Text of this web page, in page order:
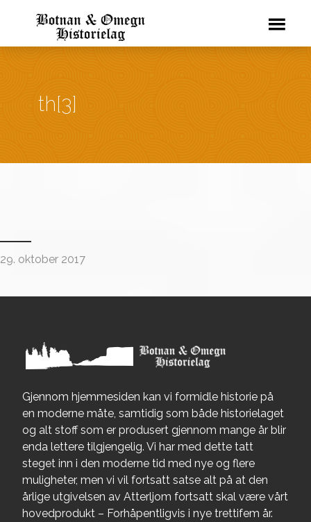
th[3]
29. oktober 2017
Gjennom hjemmesiden kan vi formidle historie på
en moderne måte, samtidig som både historielaget
og alt stoff som er produsert gjennom mange år blir
enda lettere tilgjengelig. Vi har med dette tatt
steget inn i den moderne tid med nye og flere
muligheter, men vi vil fortsatt satse alt på at den
årlige utgivelsen av Atterljom fortsatt skal være vårt
hovedprodukt – Forhåpentligvis i nye trettifem år.